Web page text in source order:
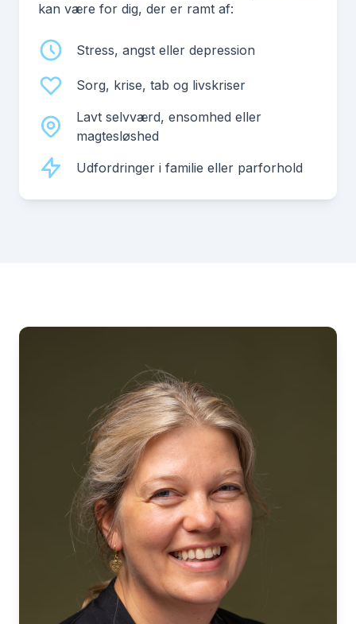
kan være for dig, der er ramt af:
Stress, angst eller depression
Sorg, krise, tab og livskriser
Lavt selvværd, ensomhed eller
magtesløshed
Udfordringer i familie eller parforhold